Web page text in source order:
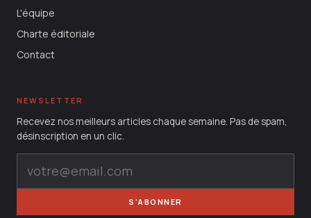
L'équipe
Charte éditoriale
Contact
NEWSLETTER
Recevez nos meilleurs articles chaque semaine. Pas de spam,
désinscription en un clic.
S'ABONNER